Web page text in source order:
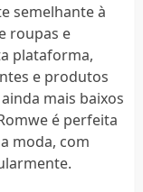
semelhante à
roupas e
plataforma,
e produtos
mais baixos
é perfeita
moda, com